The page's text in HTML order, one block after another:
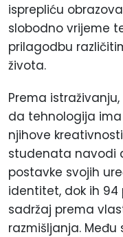
isprepliću
slobodno vrijeme
prilagodbu
života.
Prema
da tehnologija
njihove
studenata navodi
postavke svojih
identitet, dok ih
sadržaj prema
razmišljanja.